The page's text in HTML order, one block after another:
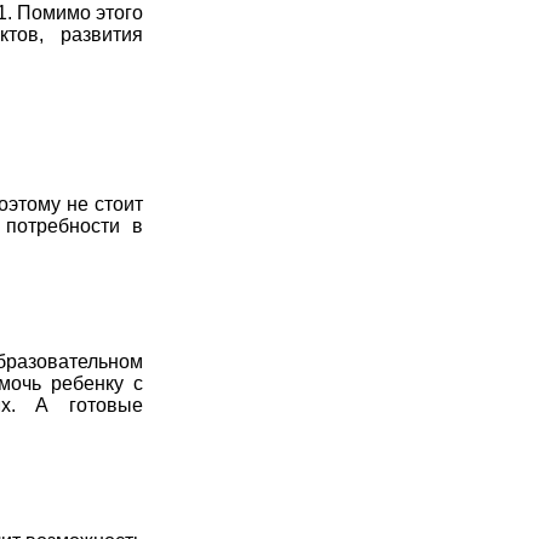
Помимо этого
развития
не стоит
в
ребенку с
А готовые